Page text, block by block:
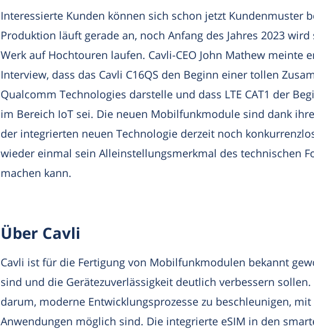
Interessierte Kunden können sich schon jetzt Kundenmuster
Produktion läuft gerade an, noch Anfang des Jahres 2023
Werk auf Hochtouren laufen. Cavli-CEO John Mathew meinte
Interview, dass das Cavli C16QS den Beginn einer tollen
Qualcomm Technologies darstelle und dass LTE CAT1 der
im Bereich IoT sei. Die neuen Mobilfunkmodule sind dank
der integrierten neuen Technologie derzeit noch
wieder einmal sein Alleinstellungsmerkmal des technischen
machen kann.
Über Cavli
Cavli ist für die Fertigung von Mobilfunkmodulen bekannt
sind und die Gerätezuverlässigkeit deutlich verbessern
darum, moderne Entwicklungsprozesse zu beschleunigen,
Anwendungen möglich sind. Die integrierte eSIM in den